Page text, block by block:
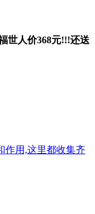
世人价368元!!!还送
作用,这里都收集齐